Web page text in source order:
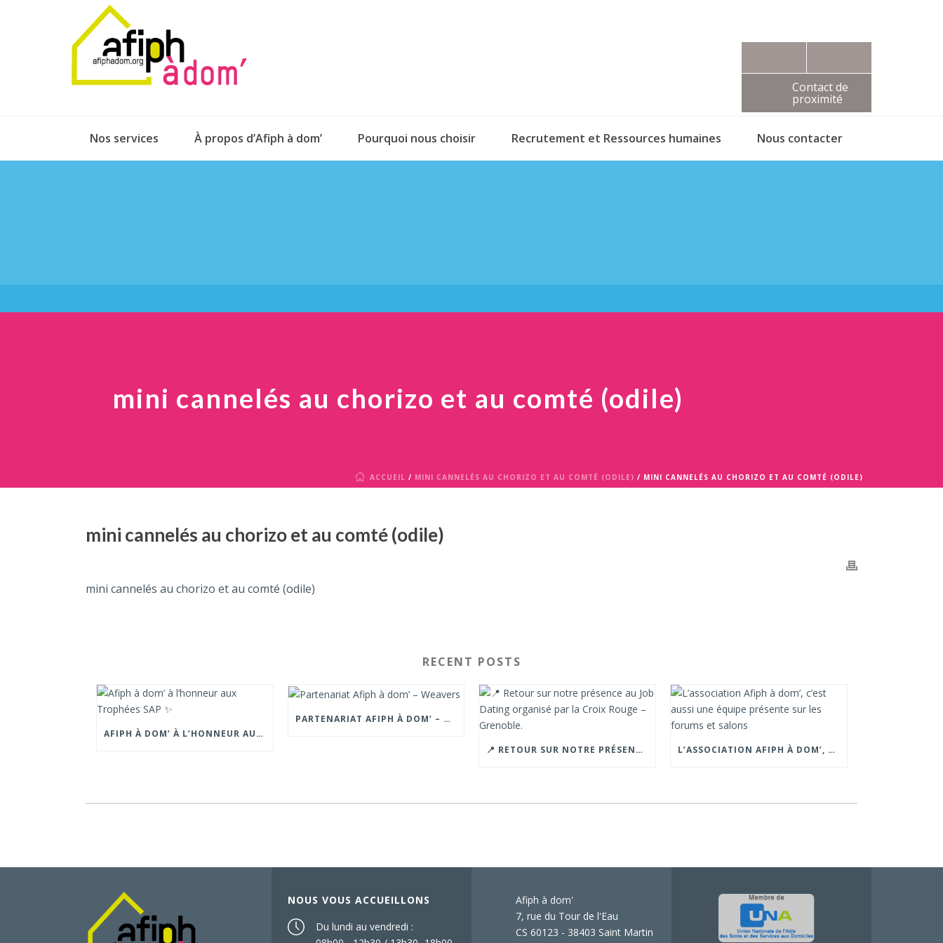
Contact de
proximité
Nos services À propos d’Afiph à dom’ Pourquoi nous choisir Recrutement et Ressources humaines Nous contacter
mini cannelés au chorizo et au comté (odile)
ACCUEIL / MINI CANNELÉS AU CHORIZO ET AU COMTÉ (ODILE) / MINI CANNELÉS AU CHORIZO ET AU COMTÉ (ODILE)
mini cannelés au chorizo et au comté (odile)
mini cannelés au chorizo et au comté (odile)
RECENT POSTS
AFIPH À DOM’ À L’HONNEUR AUX TROPHÉES SAP ✨
PARTENARIAT AFIPH À DOM’ – WEAVERS
📍 RETOUR SUR NOTRE PRÉSENCE AU JOB DATING ORGANISÉ PAR LA CROIX ROUGE – GRENOBLE. L’ASSOCIATION AFIPH À DOM’, C’EST AUSSI UNE ÉQUIPE PRÉSENTE SUR LES FORUMS ET SALONS
NOUS VOUS ACCUEILLONS
Du lundi au vendredi :
Afiph à dom'
7, rue du Tour de l'Eau
CS 60123 - 38403 Saint Martin